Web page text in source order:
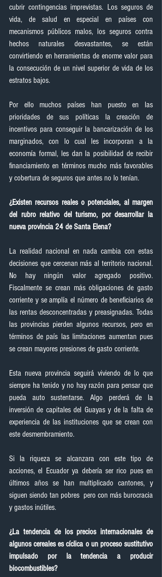
cubrir contingencias imprevistas. Los seguros de
vida, de salud en especial en países con
mecanismos públicos malos, los seguros contra
hechos naturales desvastantes, se están
convirtiendo en herramientas de enorme valor para
la consecución de un nivel superior de vida de los
estratos bajos.
Por ello muchos países han puesto en las
prioridades de sus políticas la creación de
incentivos para conseguir la bancarización de los
marginados, con lo cual les incorporan a la
economía formal, les dan la posibilidad de recibir
financiamiento en términos mucho más favorables
y cobertura de seguros que antes no lo tenían.
¿Existen recursos reales o potenciales, al margen
del rubro relativo del turismo, por desarrollar la
nueva provincia 24 de Santa Elena?
La realidad nacional en nada cambia con estas
decisiones que cercenan más al territorio nacional.
No hay ningún valor agregado positivo.
Fiscalmente se crean más obligaciones de gasto
corriente y se amplía el número de beneficiarios de
las rentas desconcentradas y preasignadas. Todas
las provincias pierden algunos recursos, pero en
términos de país las limitaciones aumentan pues
se crean mayores presiones de gasto corriente.
Esta nueva provincia seguirá viviendo de lo que
siempre ha tenido y no hay razón para pensar que
pueda auto sustentarse. Algo perderá de la
inversión de capitales del Guayas y de la falta de
experiencia de las instituciones que se crean con
este desmembramiento.
Si la riqueza se alcanzara con este tipo de
acciones, el Ecuador ya debería ser rico pues en
últimos años se han multiplicado cantones, y
siguen siendo tan pobres  pero con más burocracia
y gastos inútiles.
¿La tendencia de los precios internacionales de
algunos cereales es cíclica o un proceso sustitutivo
impulsado por la tendencia a producir
biocombustibles?